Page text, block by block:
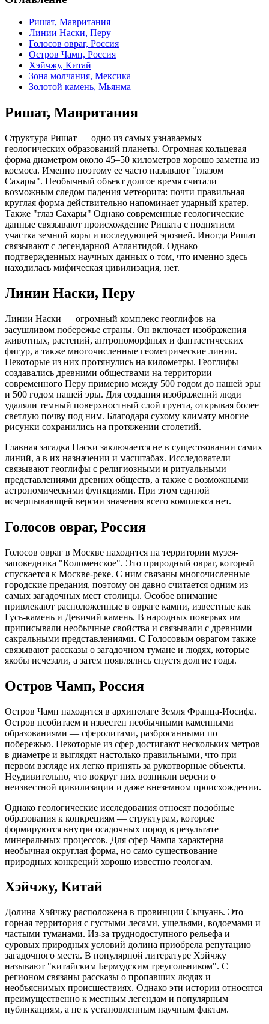
Ришат, Мавритания
Линии Наски, Перу
Голосов овраг, Россия
Остров Чамп, Россия
Хэйчжу, Китай
Зона молчания, Мексика
Золотой камень, Мьянма
Ришат, Мавритания
Структура Ришат — одно из самых узнаваемых
геологических образований планеты. Огромная кольцевая
форма диаметром около 45–50 километров хорошо заметна из
космоса. Именно поэтому ее часто называют "глазом
Сахары". Необычный объект долгое время считали
возможным следом падения метеорита: почти правильная
круглая форма действительно напоминает ударный кратер.
Также "глаз Сахары" Однако современные геологические
данные связывают происхождение Ришата с поднятием
участка земной коры и последующей эрозией. Иногда Ришат
связывают с легендарной Атлантидой. Однако
подтвержденных научных данных о том, что именно здесь
находилась мифическая цивилизация, нет.
Линии Наски, Перу
Линии Наски — огромный комплекс геоглифов на
засушливом побережье страны. Он включает изображения
животных, растений, антропоморфных и фантастических
фигур, а также многочисленные геометрические линии.
Некоторые из них протянулись на километры. Геоглифы
создавались древними обществами на территории
современного Перу примерно между 500 годом до нашей эры
и 500 годом нашей эры. Для создания изображений люди
удаляли темный поверхностный слой грунта, открывая более
светлую почву под ним. Благодаря сухому климату многие
рисунки сохранились на протяжении столетий.
Главная загадка Наски заключается не в существовании самих
линий, а в их назначении и масштабах. Исследователи
связывают геоглифы с религиозными и ритуальными
представлениями древних обществ, а также с возможными
астрономическими функциями. При этом единой
исчерпывающей версии значения всего комплекса нет.
Голосов овраг, Россия
Голосов овраг в Москве находится на территории музея-
заповедника "Коломенское". Это природный овраг, который
спускается к Москве-реке. С ним связаны многочисленные
городские предания, поэтому он давно считается одним из
самых загадочных мест столицы. Особое внимание
привлекают расположенные в овраге камни, известные как
Гусь-камень и Девичий камень. В народных поверьях им
приписывали необычные свойства и связывали с древними
сакральными представлениями. С Голосовым оврагом также
связывают рассказы о загадочном тумане и людях, которые
якобы исчезали, а затем появлялись спустя долгие годы.
Остров Чамп, Россия
Остров Чамп находится в архипелаге Земля Франца-Иосифа.
Остров необитаем и известен необычными каменными
образованиями — сферолитами, разбросанными по
побережью. Некоторые из сфер достигают нескольких метров
в диаметре и выглядят настолько правильными, что при
первом взгляде их легко принять за рукотворные объекты.
Неудивительно, что вокруг них возникли версии о
неизвестной цивилизации и даже внеземном происхождении.
Однако геологические исследования относят подобные
образования к конкрециям — структурам, которые
формируются внутри осадочных пород в результате
минеральных процессов. Для сфер Чампа характерна
необычная округлая форма, но само существование
природных конкреций хорошо известно геологам.
Хэйчжу, Китай
Долина Хэйчжу расположена в провинции Сычуань. Это
горная территория с густыми лесами, ущельями, водоемами и
частыми туманами. Из-за труднодоступного рельефа и
суровых природных условий долина приобрела репутацию
загадочного места. В популярной литературе Хэйчжу
называют "китайским Бермудским треугольником". С
регионом связаны рассказы о пропавших людях и
необъяснимых происшествиях. Однако эти истории относятся
преимущественно к местным легендам и популярным
публикациям, а не к установленным научным фактам.